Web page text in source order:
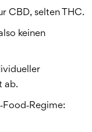
CBD, selten THC.
keinen
ab.